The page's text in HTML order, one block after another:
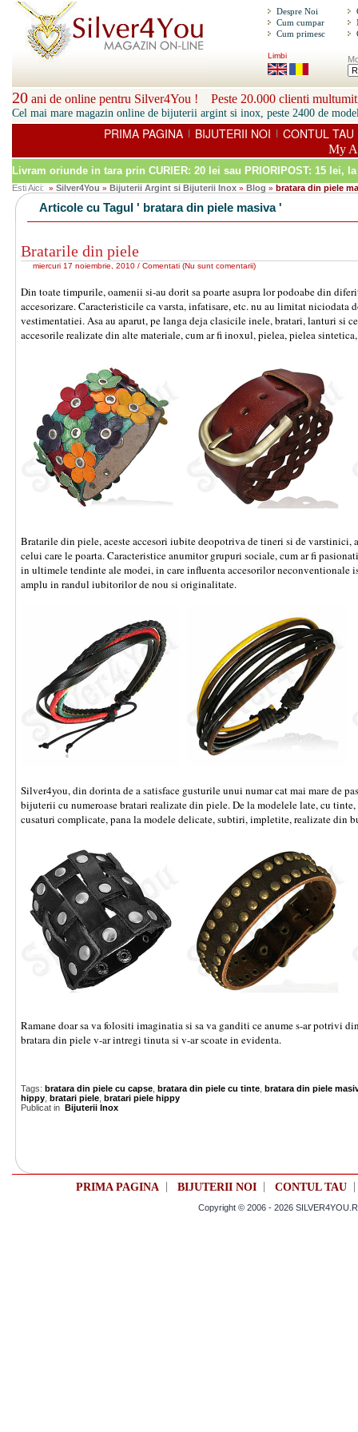
Despre Noi
Cum cumpar
Cum primesc
Limbi
20 ani de online pentru Silver4You ! Peste 20.000 clienti
Cel mai mare magazin online de bijuterii argint si inox, peste 2400 de
PRIMA PAGINA | BIJUTERII NOI | CONTUL TAU
My
Livram oriunde in tara prin CURIER: 20 lei sau PRIORIPOST: 15 lei,
Esti Aici: » Silver4You » Bijuterii Argint si Bijuterii Inox » Blog » bratara din piele
Articole cu Tagul ' bratara din piele masiva '
Bratarile din piele
miercuri 17 noiembrie, 2010 / Comentati (Nu sunt comentarii)
Din toate timpurile, oamenii si-au dorit sa poarte asupra lor podoabe din
accesorizare. Caracteristicile ca varsta, infatisare, etc. nu au limitat
vestimentatiei. Asa au aparut, pe langa deja clasicile inele, bratari, lanturi si
accesorile realizate din alte materiale, cum ar fi inoxul, pielea, pielea
Bratarile din piele, aceste accesori iubite deopotriva de tineri si de
celui care le poarta. Caracteristice anumitor grupuri sociale, cum ar fi
in ultimele tendinte ale modei, in care influenta accesorilor neconventionale
amplu in randul iubitorilor de nou si originalitate.
Silver4you, din dorinta de a satisface gusturile unui numar cat mai mare de
bijuterii cu numeroase bratari realizate din piele. De la modelele late, cu
cusaturi complicate, pana la modele delicate, subtiri, impletite, realizate din
Ramane doar sa va folositi imaginatia si sa va ganditi ce anume s-ar potrivi
bratara din piele v-ar intregi tinuta si v-ar scoate in evidenta.
Tags: bratara din piele cu capse bratara din piele cu tinte bratara din piele
hippy bratari piele bratari piele hippy
Publicat in Bijuterii Inox
PRIMA PAGINA BIJUTERII NOI CONTUL TAU
Copyright © 2006 - 2026